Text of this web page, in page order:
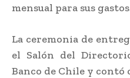
mensual para sus
La ceremonia de
el Salón del
Banco de Chile y contó